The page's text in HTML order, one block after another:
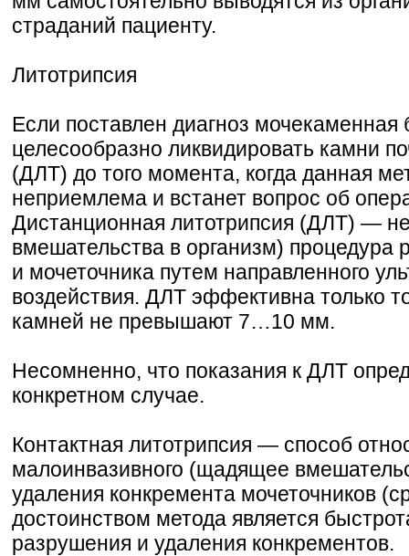
страданий пациенту.
Литотрипсия
Если поставлен диагноз мочекаменная
целесообразно ликвидировать камни
(ДЛТ) до того момента, когда данная
неприемлема и встанет вопрос об
Дистанционная литотрипсия (ДЛТ) —
вмешательства в организм) процедура
и мочеточника путем направленного
воздействия. ДЛТ эффективна только
камней не превышают 7…10 мм.
Несомненно, что показания к ДЛТ
конкретном случае.
Контактная литотрипсия — способ
малоинвазивного (щадящее
удаления конкремента мочеточников
достоинством метода является
разрушения и удаления конкрементов.